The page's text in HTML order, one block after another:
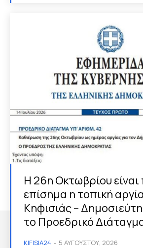
Η 26η Οκτωβρίου είναι
επίσημα η τοπική
Κηφισιάς –
το Προεδρικό
KIFISIA24 - 5 ΑΥΓΟΎΣΤΟΥ, 2026